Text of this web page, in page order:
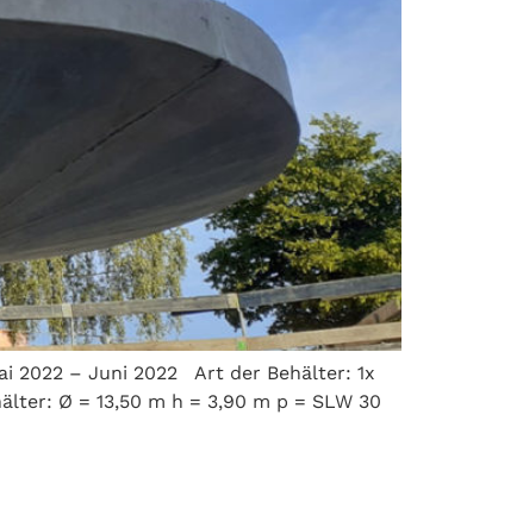
2022 – Juni 2022 Art der Behälter: 1x
Ø = 13,50 m h = 3,90 m p = SLW 30